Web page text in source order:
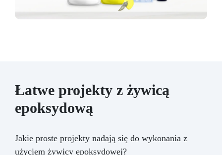
Łatwe projekty z żywicą
epoksydową
Jakie proste projekty nadają się do wykonania z
użyciem żywicy epoksydowej?